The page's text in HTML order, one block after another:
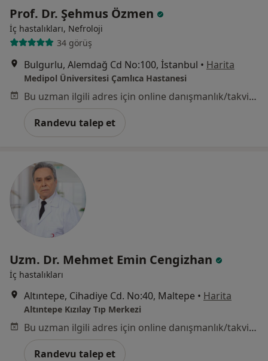
Prof. Dr. Şehmus Özmen
İç hastalıkları, Nefroloji
34 görüş
Bulgurlu, Alemdağ Cd No:100, İstanbul • Harita
Medipol Üniversitesi Çamlıca Hastanesi
Bu uzman ilgili adres için online danışmanlık/takvim sunmuyor.
Randevu talep et
Uzm. Dr. Mehmet Emin Cengizhan
İç hastalıkları
Altıntepe, Cihadiye Cd. No:40, Maltepe • Harita
Altıntepe Kızılay Tıp Merkezi
Bu uzman ilgili adres için online danışmanlık/takvim sunmuyor.
Randevu talep et